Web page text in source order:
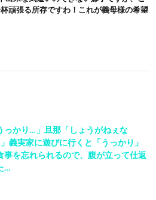
頑張る所存ですわ！これが義母様の希望
っかり…」旦那「しょうがねぇな
義実家に遊びに行くと「うっかり」
事を忘れられるので、腹が立って仕返
…